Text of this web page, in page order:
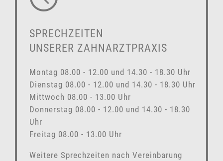
SPRECHZEITEN
UNSERER ZAHNARZTPRAXIS
Montag 08.00 - 12.00 und 14.30 - 18.30 Uhr
Dienstag 08.00 - 12.00 und 14.30 - 18.30 Uhr
Mittwoch 08.00 - 13.00 Uhr
Donnerstag 08.00 - 12.00 und 14.30 - 18.30
Uhr
Freitag 08.00 - 13.00 Uhr
Weitere Sprechzeiten nach Vereinbarung